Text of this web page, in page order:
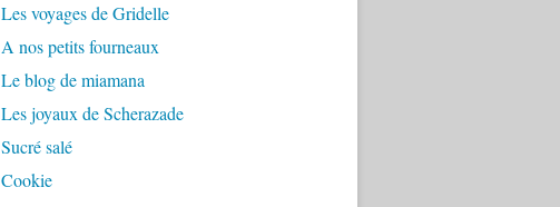
Les voyages de Gridelle
A nos petits fourneaux
Le blog de miamana
Les joyaux de Scherazade
Sucré salé
Cookie